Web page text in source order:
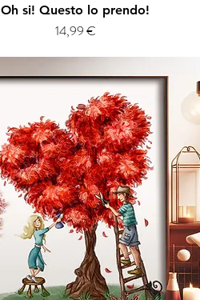
Vista rapida
Oh si! Questo lo prendo!
Prezzo
14,99 €